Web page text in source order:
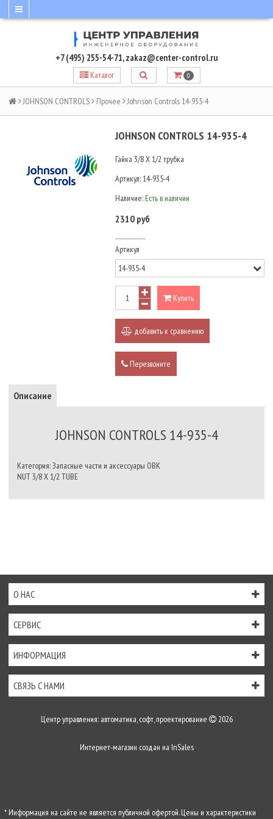
+7 (495) 255-54-71,zakaz@center-control.ru
Каталог 0
JOHNSON CONTROLS Прочее Johnson Controls 14-935-4
JOHNSON CONTROLS 14-935-4
Гайка 3/8 X 1/2 трубка
Артикул: 14-935-4
Наличие: Есть в наличии
2310 руб
Артикул
Купить
добавить к сравнению
Перезвоните
Описание
JOHNSON CONTROLS 14-935-4
Категория: Запасные части и аксессуары ОВК
NUT 3/8 X 1/2 TUBE
О НАС
СЕРВИС
ИНФОРМАЦИЯ
СВЯЗЬ С НАМИ
Центр управления: автоматика, софт, проектирование 2026
Интернет-магазин создан на InSales
* Информация на сайте не является публичной офертой. Цены и характеристики